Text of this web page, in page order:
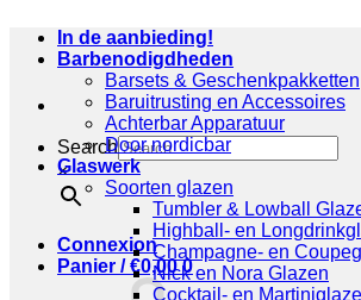
Search
×
Connexion
Panier /€0,00 0
In de aanbieding!
Barbenodigdheden
Barsets & Geschenkpakketten
Baruitrusting en Accessoires
Achterbar Apparatuur
Door nordicbar
Glaswerk
Soorten glazen
Tumbler & Lowball
Highball- en
Champagne- en
Nick en Nora Glazen
Cocktail- en